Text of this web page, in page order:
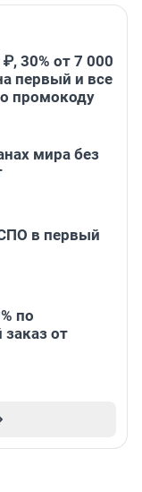
30% от 7 000
первый и все
промокоду
мира без
в первый
по
от